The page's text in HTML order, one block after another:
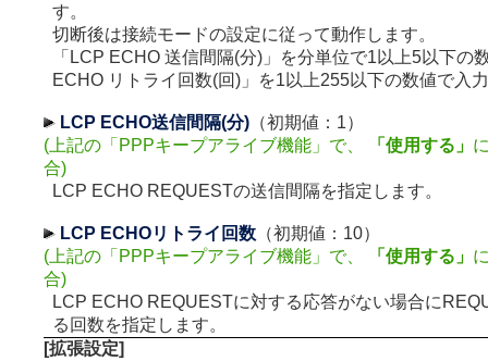
す。
切断後は接続モードの設定に従って動作します。
「LCP ECHO 送信間隔(分)」を分単位で1以上5以下の
ECHO リトライ回数(回)」を1以上255以下の数値で入
LCP ECHO送信間隔(分) （初期値：1）
(上記の「PPPキープアライブ機能」で、
「使用する」
合)
LCP ECHO REQUESTの送信間隔を指定します。
LCP ECHOリトライ回数 （初期値：10）
(上記の「PPPキープアライブ機能」で、
「使用する」
合)
LCP ECHO REQUESTに対する応答がない場合に
る回数を指定します。
[拡張設定]